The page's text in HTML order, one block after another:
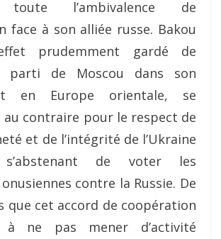
toute l’ambivalence de
face à son alliée russe. Bakou
prudemment gardé de
parti de Moscou dans son
en Europe orientale, se
contraire pour le respect de
et de l’intégrité de l’Ukraine
de voter les
contre la Russie. De
que cet accord de coopération
à ne pas mener d’activité